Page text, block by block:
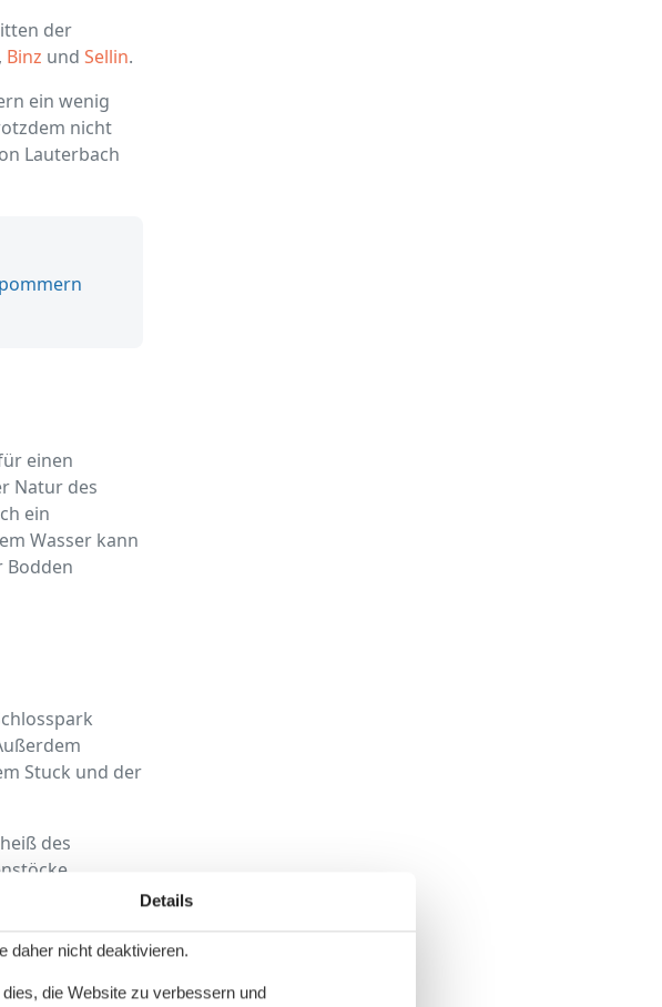
der
, Binz und Sellin.
ein wenig
nicht
Lauterbach
einen
Natur des
ein
Wasser kann
Bodden
Stuck und der
des
zum
Natur. Der
Fall zu den
Details
daher nicht deaktivieren.
die Website zu verbessern und